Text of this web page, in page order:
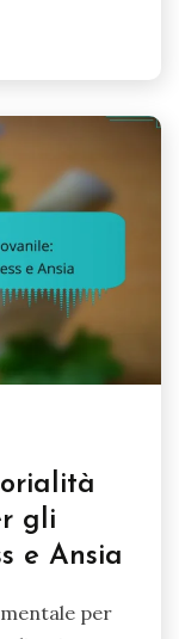
gli
e Ansia
per